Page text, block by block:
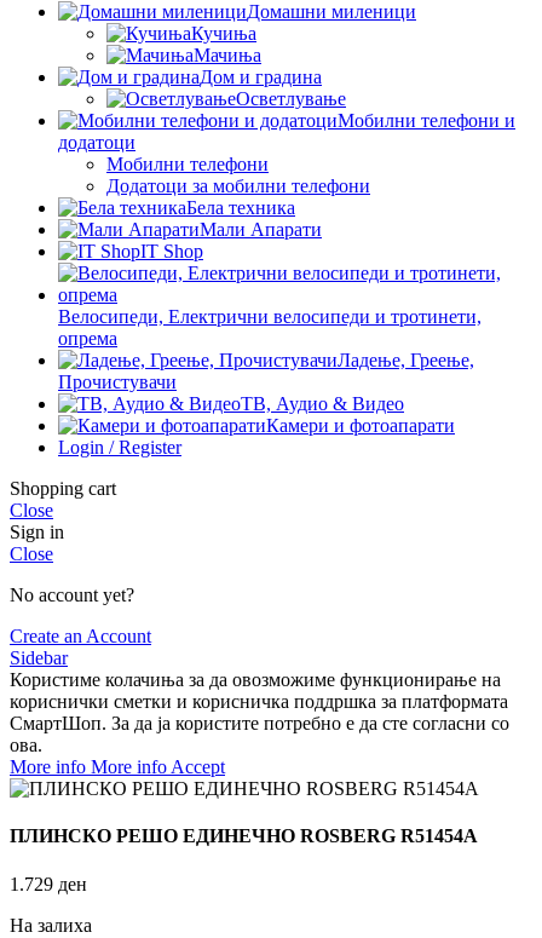
Домашни миленици
Кучиња
Мачиња
Дом и градина
Осветлување
Мобилни телефони и
додатоци
Мобилни телефони
Додатоци за мобилни телефони
Бела техника
Мали Апарати
IT Shop
Велосипеди, Електрични велосипеди и тротинети,
опрема
Ладење, Греење,
Прочистувачи
ТВ, Аудио & Видео
Камери и фотоапарати
Login / Register
Shopping cart
Close
Sign in
Close
No account yet?
Create an Account
Sidebar
Користиме колачиња за да овозможиме функционирање на
кориснички сметки и корисничка поддршка за платформата
СмартШоп. За да ја користите потребно е да сте согласни со
ова.
More info More info Accept
ПЛИНСКО РЕШО ЕДИНЕЧНО ROSBERG R51454A
1.729 ден
На залиха